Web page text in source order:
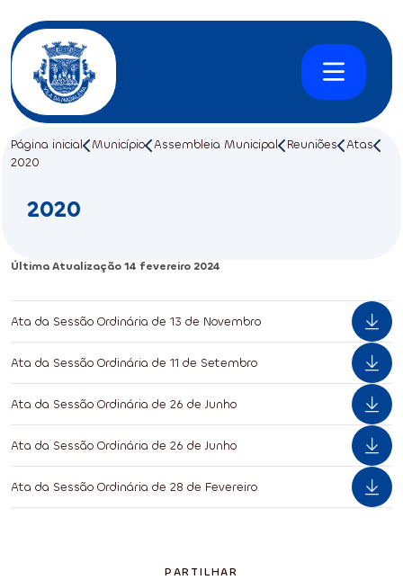
Página inicial Município Assembleia Municipal Reuniões
Atas
2020
2020
Última Atualização14 fevereiro 2024
Ata da Sessão Ordinária de 13 de Novembro
Ata da Sessão Ordinária de 11 de Setembro
Ata da Sessão Ordinária de 26 de Junho
Ata da Sessão Ordinária de 26 de Junho
Ata da Sessão Ordinária de 28 de Fevereiro
PARTILHAR